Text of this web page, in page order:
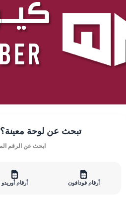
تبحث عن لوحة معينة؟
ابحث عن الرقم
أرقام أوريدو أرقام فودافون